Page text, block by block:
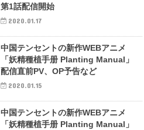
第1話配信開始
2020.01.17
中国テンセントの新作WEBアニメ
「妖精種植手册 Planting Manual」
配信直前PV、OP予告など
2020.01.15
中国テンセントの新作WEBアニメ
「妖精種植手册 Planting Manual」